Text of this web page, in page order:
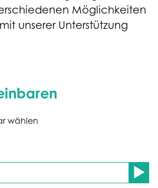
Möglichkeiten
unserer Unterstützung
wählen